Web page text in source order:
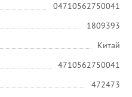
04710562750041
1809393
Китай
4710562750041
472473